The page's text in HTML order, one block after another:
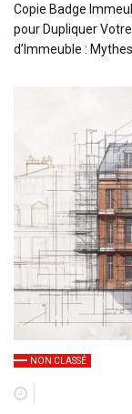
Copie Badge
pour Dupliquer
d’Immeuble : Mythes
NON CLASSÉ